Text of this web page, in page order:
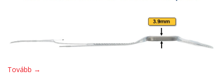
Tovább →